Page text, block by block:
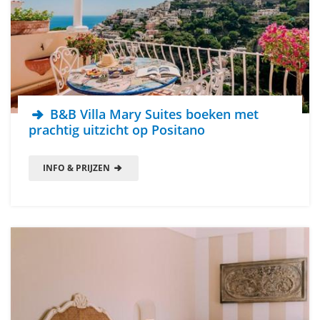
B&B Villa Mary Suites boeken met
prachtig uitzicht op Positano
INFO & PRIJZEN